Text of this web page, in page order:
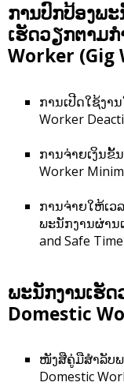
ການປົກປ້ອງພ
ເຮັດວຽກຕາມກ
Worker (Gig
ການເປີດໃຊ້ງາ
Worker
ການຈ່າຍເງິນຂັ້
Worker
ການຈ່າຍໃຫ້ເວ
ພະນັກງານຜ່ານ
and Safe Time
ພະນັກງານເຮັ
Domestic
ໜັງສືຄູ່ມືສຳລັບ
Domestic